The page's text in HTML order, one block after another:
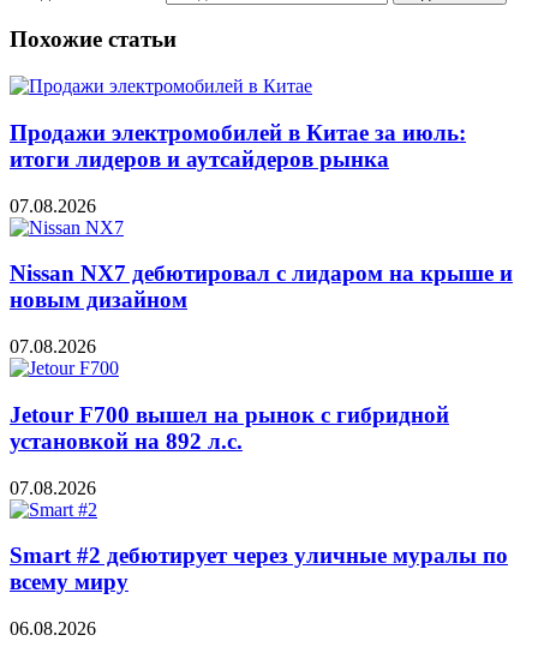
Похожие статьи
Продажи электромобилей в Китае за июль:
итоги лидеров и аутсайдеров рынка
07.08.2026
Nissan NX7 дебютировал с лидаром на крыше и
новым дизайном
07.08.2026
Jetour F700 вышел на рынок с гибридной
установкой на 892 л.с.
07.08.2026
Smart #2 дебютирует через уличные муралы по
всему миру
06.08.2026